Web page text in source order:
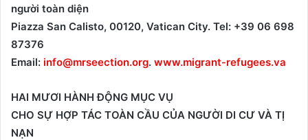
người toàn diện
Piazza San Calisto, 00120, Vatican City. Tel: +39 06 698
87376
Email: info@mrseection.org. www.migrant-refugees.va
HAI MƯƠI HÀNH ĐỘNG MỤC VỤ
CHO SỰ HỢP TÁC TOÀN CẦU CỦA NGƯỜI DI CƯ VÀ TỊ
NẠN